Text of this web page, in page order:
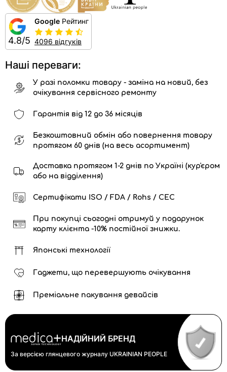
4.8/5
Google Рейтинг
4096 відгуків
Наші переваги:
У разі поломки товару - заміна на новий, без
очікування сервісного ремонту
Гарантія від 12 до 36 місяців
Безкоштовний обмін або повернення товару
протягом 60 днів (на весь асортимент)
Доставка протягом 1-2 днів по Україні (кур'єром
або на відділення)
Сертифікати ISO / FDA / Rohs / CEC
При покупці сьогодні отримуй у подарунок
карту клієнта -10% постійної знижки.
Японські технології
Гаджети, що перевершують очікування
Преміальне пакування девайсів
НАДІЙНИЙ БРЕНД
За версією глянцевого журналу UKRAINIAN PEOPLE